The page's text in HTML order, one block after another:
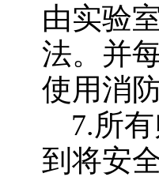
由实验
法。并
使用消
7.所
到将安